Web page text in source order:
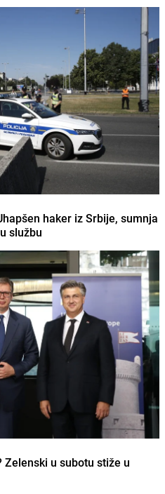
haker iz Srbije, sumnja
službu
Zelenski u subotu stiže u